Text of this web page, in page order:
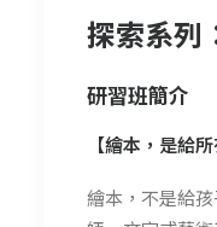
探索系列
研習班簡介
【繪本，是給
繪本，不是給